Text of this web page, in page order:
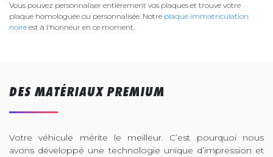
Vous pouvez personnaliser entièrement vos plaques et trouvé votre
plaque homologuée ou personnalisée. Notre plaque immatriculation
noire est à l'honneur en ce moment.
DES MATÉRIAUX PREMIUM
Votre véhicule mérite le meilleur. C’est pourquoi nous
avons développé une technologie unique d’impression et